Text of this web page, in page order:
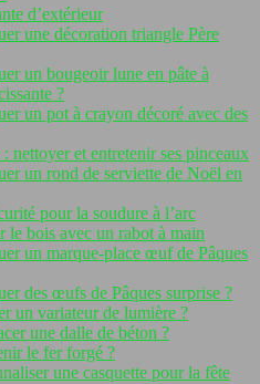
d’extérieur
une décoration triangle Père
un bougeoir lune en pâte à
?
un pot à crayon décoré avec des
nettoyer et entretenir ses pinceaux
un rond de serviette de Noël en
pour la soudure à l’arc
le bois avec un rabot à main
un marque-place œuf de Pâques
des œufs de Pâques surprise ?
un variateur de lumière ?
une dalle de béton ?
le fer forgé ?
une casquette pour la fête